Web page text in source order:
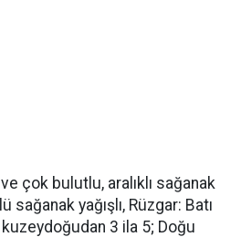
çok bulutlu, aralıklı sağanak
yağışlı, Rüzgar: Batı
3 ila 5; Doğu